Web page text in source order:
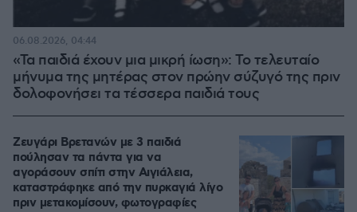
«Τα παιδιά έχουν μια μικρή ίωση»: Το τελευταίο
μήνυμα της μητέρας στον πρώην σύζυγό της πριν
δολοφονήσει τα τέσσερα παιδιά τους
06.08.2026, 04:44
Ζευγάρι Βρετανών με 3 παιδιά
πούλησαν τα πάντα για να
αγοράσουν σπίτι στην Αιγιάλεια,
καταστράφηκε από την πυρκαγιά λίγο
πριν μετακομίσουν, φωτογραφίες